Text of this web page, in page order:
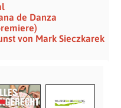
de Danza
von Mark Sieczkarek